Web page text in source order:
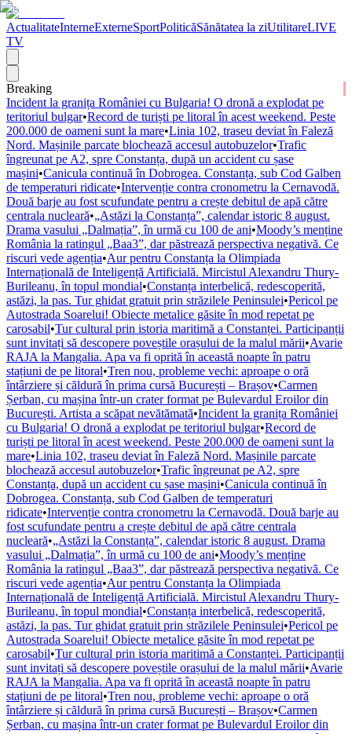
ActualitateInterneExterneSportPoliticăSănătatea la ziUtilitareLIVE
TV
Breaking
Incident la granița României cu Bulgaria! O dronă a explodat pe
teritoriul bulgar•Record de turiști pe litoral în acest weekend. Peste
200.000 de oameni sunt la mare•Linia 102, traseu deviat în Faleză
Nord. Mașinile parcate blochează accesul autobuzelor•Trafic
îngreunat pe A2, spre Constanța, după un accident cu șase
mașini•Canicula continuă în Dobrogea. Constanța, sub Cod Galben
de temperaturi ridicate•Intervenție contra cronometru la Cernavodă.
Două barje au fost scufundate pentru a crește debitul de apă către
centrala nucleară•„Astăzi la Constanța”, calendar istoric 8 august.
Drama vasului „Dalmația”, în urmă cu 100 de ani•Moody’s menține
România la ratingul „Baa3”, dar păstrează perspectiva negativă. Ce
riscuri vede agenția•Aur pentru Constanța la Olimpiada
Internațională de Inteligență Artificială. Mircistul Alexandru Thury-
Burileanu, în topul mondial•Constanța interbelică, redescoperită,
astăzi, la pas. Tur ghidat gratuit prin străzilele Peninsulei•Pericol pe
Autostrada Soarelui! Obiecte metalice găsite în mod repetat pe
carosabil•Tur cultural prin istoria maritimă a Constanței. Participanții
sunt invitați să descopere poveștile orașului de la malul mării•Avarie
RAJA la Mangalia. Apa va fi oprită în această noapte în patru
stațiuni de pe litoral•Tren nou, probleme vechi: aproape o oră
întârziere și căldură în prima cursă București – Brașov•Carmen
Șerban, cu mașina într-un crater format pe Bulevardul Eroilor din
București. Artista a scăpat nevătămată•Incident la granița României
cu Bulgaria! O dronă a explodat pe teritoriul bulgar•Record de
turiști pe litoral în acest weekend. Peste 200.000 de oameni sunt la
mare•Linia 102, traseu deviat în Faleză Nord. Mașinile parcate
blochează accesul autobuzelor•Trafic îngreunat pe A2, spre
Constanța, după un accident cu șase mașini•Canicula continuă în
Dobrogea. Constanța, sub Cod Galben de temperaturi
ridicate•Intervenție contra cronometru la Cernavodă. Două barje au
fost scufundate pentru a crește debitul de apă către centrala
nucleară•„Astăzi la Constanța”, calendar istoric 8 august. Drama
vasului „Dalmația”, în urmă cu 100 de ani•Moody’s menține
România la ratingul „Baa3”, dar păstrează perspectiva negativă. Ce
riscuri vede agenția•Aur pentru Constanța la Olimpiada
Internațională de Inteligență Artificială. Mircistul Alexandru Thury-
Burileanu, în topul mondial•Constanța interbelică, redescoperită,
astăzi, la pas. Tur ghidat gratuit prin străzilele Peninsulei•Pericol pe
Autostrada Soarelui! Obiecte metalice găsite în mod repetat pe
carosabil•Tur cultural prin istoria maritimă a Constanței. Participanții
sunt invitați să descopere poveștile orașului de la malul mării•Avarie
RAJA la Mangalia. Apa va fi oprită în această noapte în patru
stațiuni de pe litoral•Tren nou, probleme vechi: aproape o oră
întârziere și căldură în prima cursă București – Brașov•Carmen
Șerban, cu mașina într-un crater format pe Bulevardul Eroilor din